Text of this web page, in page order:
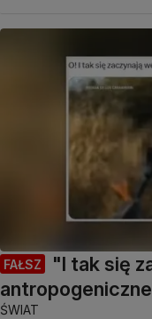
FAŁSZ
"I tak się
ŚWIAT